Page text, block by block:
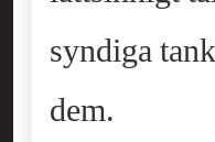
syndiga
dem.